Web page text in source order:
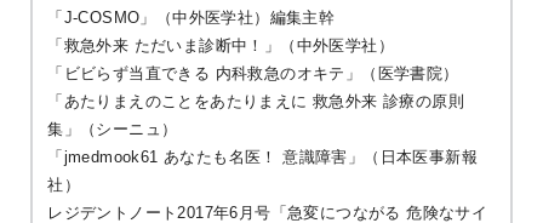
「J-COSMO」（中外医学社）編集主幹
「救急外来 ただいま診断中！」（中外医学社）
「ビビらず当直できる 内科救急のオキテ」（医学書院）
「あたりまえのことをあたりまえに 救急外来 診療の原則
集」（シーニュ）
「jmedmook61 あなたも名医！ 意識障害」（日本医事新報
社）
レジデントノート2017年6月号「急変につながる 危険なサイ